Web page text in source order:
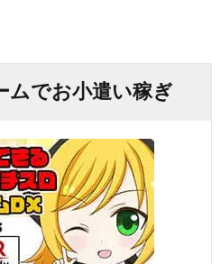
ムでお小遣い稼ぎ